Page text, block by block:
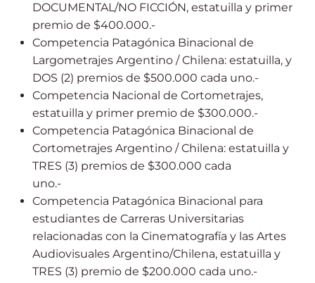
DOCUMENTAL/NO FICCIÓN, estatuilla y primer
premio de $400.000.-
Competencia Patagónica Binacional de
Largometrajes Argentino / Chilena: estatuilla, y
DOS (2) premios de $500.000 cada uno.-
Competencia Nacional de Cortometrajes,
estatuilla y primer premio de $300.000.-
Competencia Patagónica Binacional de
Cortometrajes Argentino / Chilena: estatuilla y
TRES (3) premios de $300.000 cada
uno.-
Competencia Patagónica Binacional para
estudiantes de Carreras Universitarias
relacionadas con la Cinematografía y las Artes
Audiovisuales Argentino/Chilena, estatuilla y
TRES (3) premio de $200.000 cada uno.-